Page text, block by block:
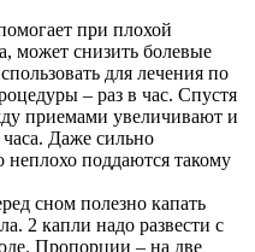
при плохой
может снизить болевые
для лечения по
– раз в час. Спустя
приемами увеличивают и
часа. Даже сильно
поддаются такому
сном полезно капать
2 капли надо развести с
Пропорции – на две